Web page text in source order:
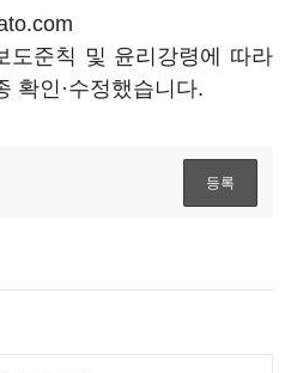
도준칙 및 윤리강령에 따라
확인·수정했습니다.